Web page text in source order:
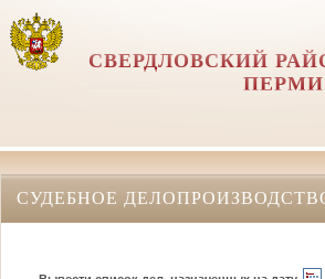
СВЕРДЛОВСКИЙ
ПЕРМИ
СУДЕБНОЕ